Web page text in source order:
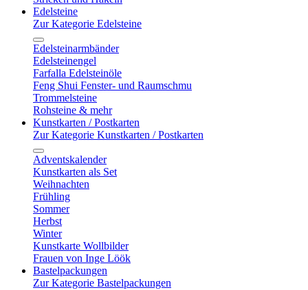
Edelsteine
Zur Kategorie Edelsteine
Edelsteinarmbänder
Edelsteinengel
Farfalla Edelsteinöle
Feng Shui Fenster- und Raumschmu
Trommelsteine
Rohsteine & mehr
Kunstkarten / Postkarten
Zur Kategorie Kunstkarten / Postkarten
Adventskalender
Kunstkarten als Set
Weihnachten
Frühling
Sommer
Herbst
Winter
Kunstkarte Wollbilder
Frauen von Inge Löök
Bastelpackungen
Zur Kategorie Bastelpackungen